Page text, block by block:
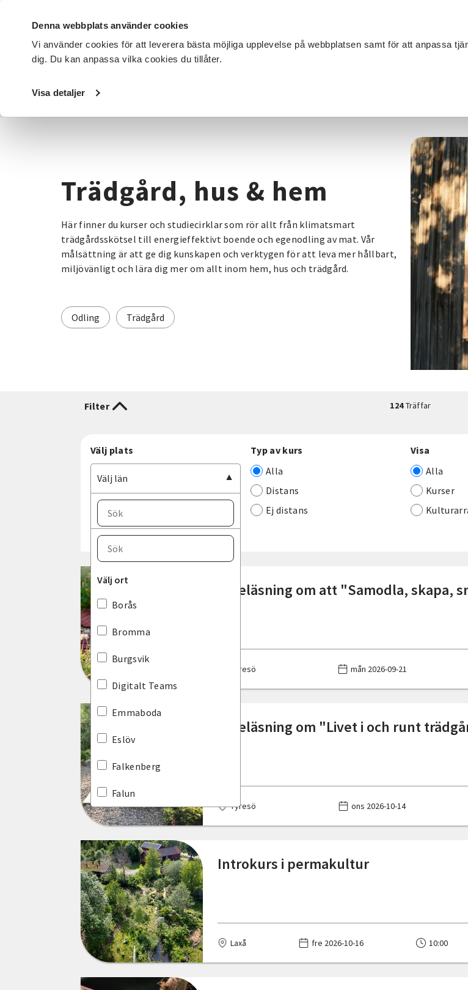
Denna webbplats använder cookies
Vi använder cookies för att leverera bästa möjliga upplevelse på webbplatsen samt för att anpassa
dig. Du kan anpassa vilka cookies du tillåter.
Visa detaljer
DET HÄR GÖR VI FÖR DIG SOM SÖK KURSER OCH EVENEMANG
Startsida / Kurser och evenemang
Trädgård, hus & hem
Här finner du kurser och studiecirklar som rör allt från klimatsmart
trädgårdsskötsel till energieffektivt boende och egenodling av mat. Vår
målsättning är att ge dig kunskapen och verktygen för att leva mer hållbart,
miljövänligt och lära dig mer om allt inom hem, hus och trädgård.
Odling Trädgård
Filter 124Träffar
Välj plats
Välj län
Välj län
Norrbottens län
Skåne län
Stockholms län
Södermanlands län
Uppsala län
Värmlands län
Välj ort
Välj ort
Borås
Bromma
Burgsvik
Digitalt Teams
Emmaboda
Eslöv
Falkenberg
Falun
Floda
Halmstad
Hammarstrand
Haparanda
Henån
Hultsfred
Härnösand
Typ av kurs
Alla
Distans
Ej distans
Visa
Alla
Kurser
Föreläsning om att "Samodla, skapa,
Tyresö mån 2026-09-21
Föreläsning om "Livet i och runt
Tyresö ons 2026-10-14
Introkurs i permakultur
Laxå fre 2026-10-16 10:00